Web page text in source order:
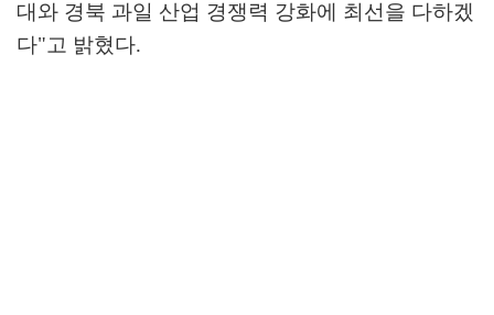
대와 경북 과일 산업 경쟁력 강화에 최선을 다하겠
다"고 밝혔다.